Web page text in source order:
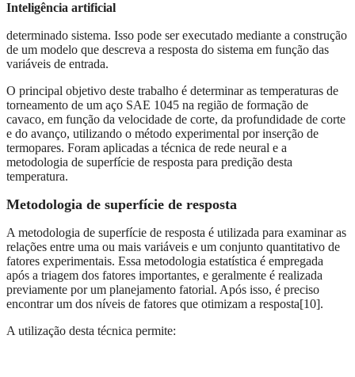
Inteligência artificial
determinado sistema. Isso pode ser executado mediante a construção
de um modelo que descreva a resposta do sistema em função das
variáveis de entrada.
O principal objetivo deste trabalho é determinar as temperaturas de
torneamento de um aço SAE 1045 na região de formação de
cavaco, em função da velocidade de corte, da profundidade de corte
e do avanço, utilizando o método experimental por inserção de
termopares. Foram aplicadas a técnica de rede neural e a
metodologia de superfície de resposta para predição desta
temperatura.
Metodologia de superfície de resposta
A metodologia de superfície de resposta é utilizada para examinar as
relações entre uma ou mais variáveis e um conjunto quantitativo de
fatores experimentais. Essa metodologia estatística é empregada
após a triagem dos fatores importantes, e geralmente é realizada
previamente por um planejamento fatorial. Após isso, é preciso
encontrar um dos níveis de fatores que otimizam a resposta[10].
A utilização desta técnica permite: